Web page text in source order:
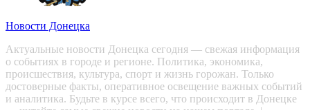
Новости Донецка
Актуальные новости Донецка сегодня — свежая информация
о событиях в городе и регионе. Политика, экономика,
происшествия, культура, спорт и жизнь горожан. Только
достоверные факты, оперативное освещение важных событий
и аналитика. Будьте в курсе всего, что происходит в Донецке